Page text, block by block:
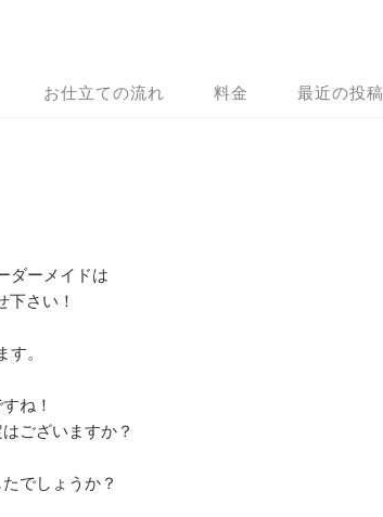
お仕立ての流れ 料金 最近の投稿
ダーメイドは
下さい！
。
ね！
ございますか？
でしょうか？